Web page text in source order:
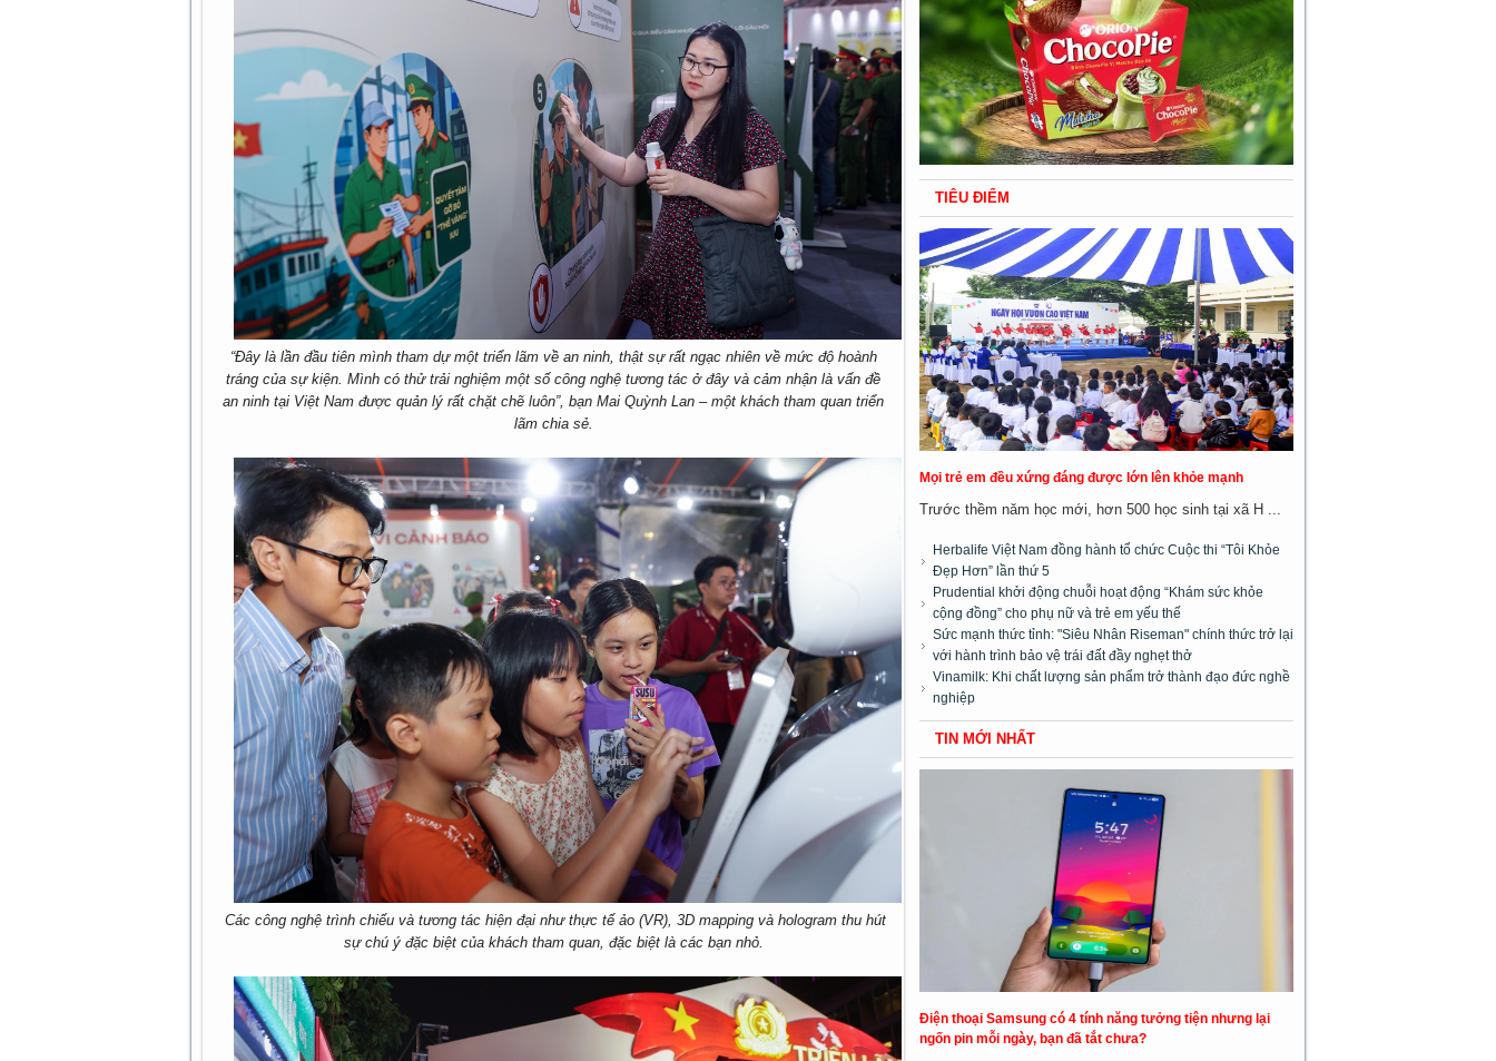
“Đây là lần đầu tiên mình tham dự một triển lãm về an ninh, thật sự rất ngạc nhiên về mức độ hoành
tráng của sự kiện. Mình có thử trải nghiệm một số công nghệ tương tác ở đây và cảm nhận là vấn đề
an ninh tại Việt Nam được quản lý rất chặt chẽ luôn”, bạn Mai Quỳnh Lan – một khách tham quan triển
lãm chia sẻ.
Các công nghệ trình chiếu và tương tác hiện đại như thực tế ảo (VR), 3D mapping và hologram thu hút
sự chú ý đặc biệt của khách tham quan, đặc biệt là các bạn nhỏ.
TIÊU ĐIỂM
Mọi trẻ em đều xứng đáng được lớn lên khỏe mạnh
Trước thềm năm học mới, hơn 500 học sinh tại xã H ...
Herbalife Việt Nam đồng hành tổ chức Cuộc thi “Tôi Khỏe
Đẹp Hơn” lần thứ 5
Prudential khởi động chuỗi hoạt động “Khám sức khỏe
cộng đồng” cho phụ nữ và trẻ em yếu thế
Sức mạnh thức tỉnh: "Siêu Nhân Riseman" chính thức trở lại
với hành trình bảo vệ trái đất đầy nghẹt thở
Vinamilk: Khi chất lượng sản phẩm trở thành đạo đức nghề
nghiệp
TIN MỚI NHẤT
Điện thoại Samsung có 4 tính năng tưởng tiện nhưng lại
ngốn pin mỗi ngày, bạn đã tắt chưa?